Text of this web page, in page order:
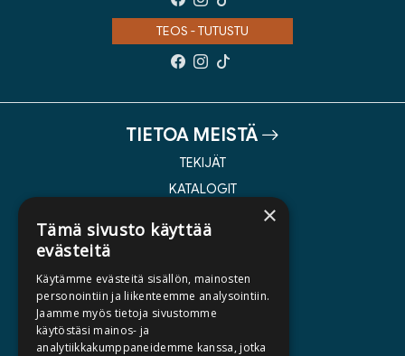
TEOS - TUTUSTU
TIETOA MEISTÄ
TEKIJÄT
KATALOGIT
KIRJA TILAUSTYÖNÄ
MEDIALLE
LASKUTUSOSOITTEET
×
Tämä sivusto käyttää
evästeitä
Käytämme evästeitä sisällön, mainosten
personointiin ja liikenteemme analysointiin.
Jaamme myös tietoja sivustomme
käytöstäsi mainos- ja
analytiikkakumppaneidemme kanssa, jotka